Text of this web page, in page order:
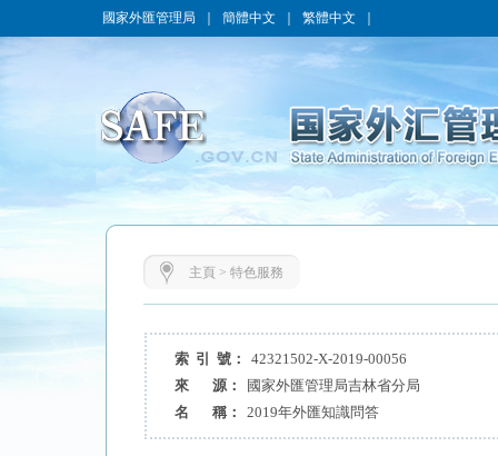
國家外匯管理局 簡體中文 繁體中文
主頁 > 特色服務
索 引 號：
42321502-X-2019-00056
來 源：
國家外匯管理局吉林省分局
名 稱：
2019年外匯知識問答